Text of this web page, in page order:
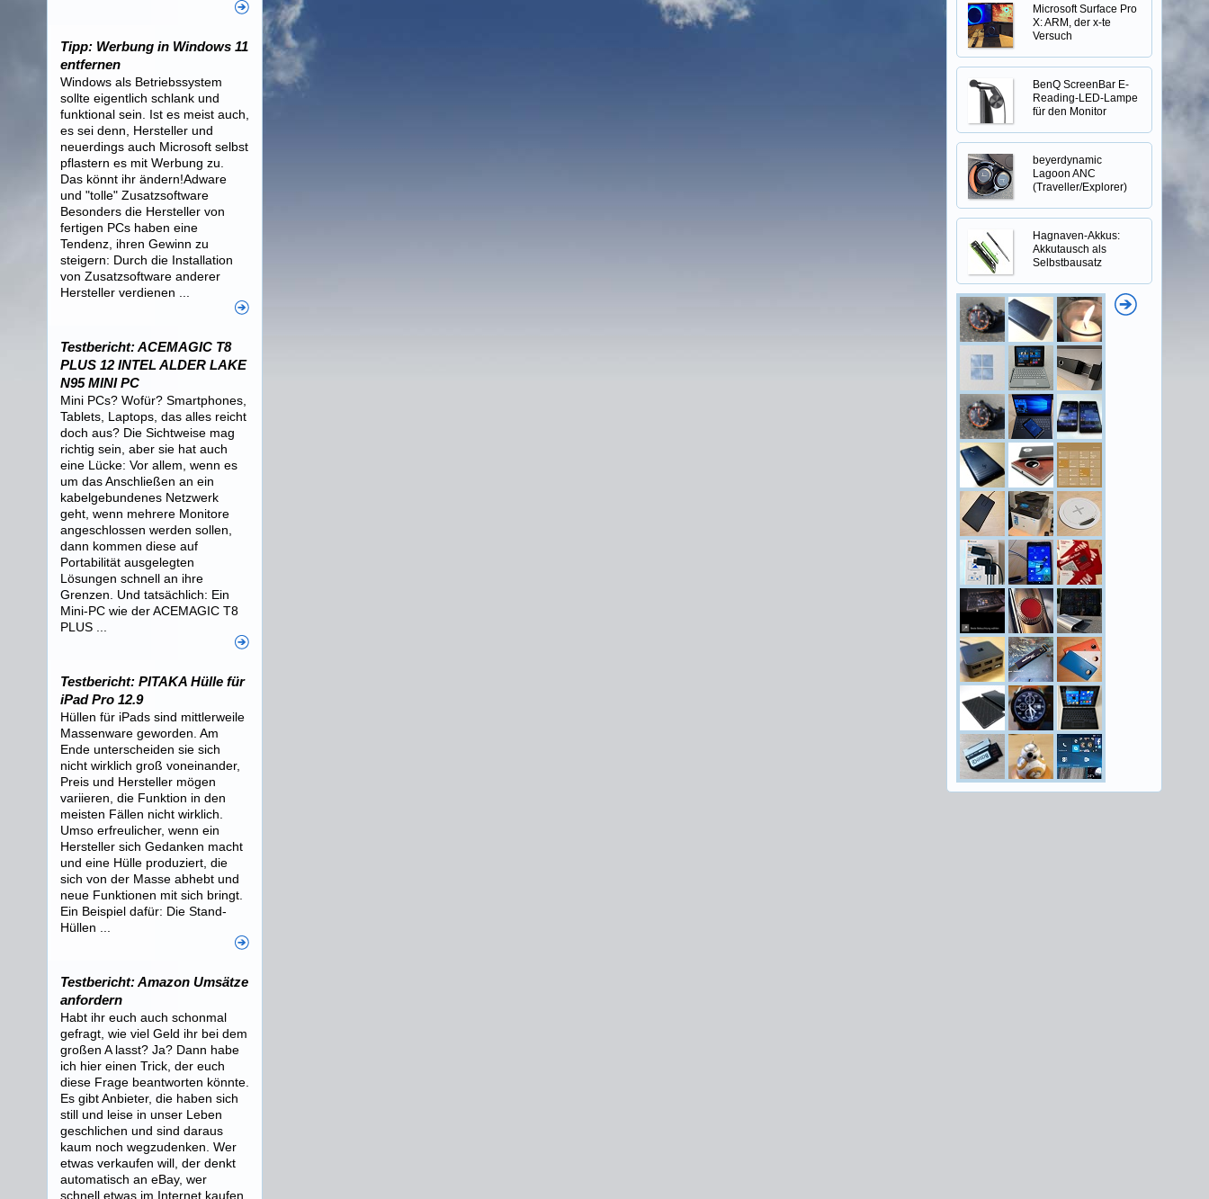
Tipp: Werbung in Windows 11
entfernen
Windows als Betriebssystem
sollte eigentlich schlank und
funktional sein. Ist es meist auch,
es sei denn, Hersteller und
neuerdings auch Microsoft selbst
pflastern es mit Werbung zu.
Das könnt ihr ändern!Adware
und "tolle" Zusatzsoftware
Besonders die Hersteller von
fertigen PCs haben eine
Tendenz, ihren Gewinn zu
steigern: Durch die Installation
von Zusatzsoftware anderer
Hersteller verdienen ...
Testbericht: ACEMAGIC T8
PLUS 12 INTEL ALDER LAKE
N95 MINI PC
Mini PCs? Wofür? Smartphones,
Tablets, Laptops, das alles reicht
doch aus? Die Sichtweise mag
richtig sein, aber sie hat auch
eine Lücke: Vor allem, wenn es
um das Anschließen an ein
kabelgebundenes Netzwerk
geht, wenn mehrere Monitore
angeschlossen werden sollen,
dann kommen diese auf
Portabilität ausgelegten
Lösungen schnell an ihre
Grenzen. Und tatsächlich: Ein
Mini-PC wie der ACEMAGIC T8
PLUS ...
Testbericht: PITAKA Hülle für
iPad Pro 12.9
Hüllen für iPads sind mittlerweile
Massenware geworden. Am
Ende unterscheiden sie sich
nicht wirklich groß voneinander,
Preis und Hersteller mögen
variieren, die Funktion in den
meisten Fällen nicht wirklich.
Umso erfreulicher, wenn ein
Hersteller sich Gedanken macht
und eine Hülle produziert, die
sich von der Masse abhebt und
neue Funktionen mit sich bringt.
Ein Beispiel dafür: Die Stand-
Hüllen ...
Testbericht: Amazon Umsätze
anfordern
Habt ihr euch auch schonmal
gefragt, wie viel Geld ihr bei dem
großen A lasst? Ja? Dann habe
ich hier einen Trick, der euch
diese Frage beantworten könnte.
Es gibt Anbieter, die haben sich
still und leise in unser Leben
geschlichen und sind daraus
kaum noch wegzudenken. Wer
etwas verkaufen will, der denkt
automatisch an eBay, wer
schnell etwas im Internet kaufen
Microsoft Surface Pro
X: ARM, der x-te
Versuch
BenQ ScreenBar E-
Reading-LED-Lampe
für den Monitor
beyerdynamic
Lagoon ANC
(Traveller/Explorer)
Hagnaven-Akkus:
Akkutausch als
Selbstbausatz